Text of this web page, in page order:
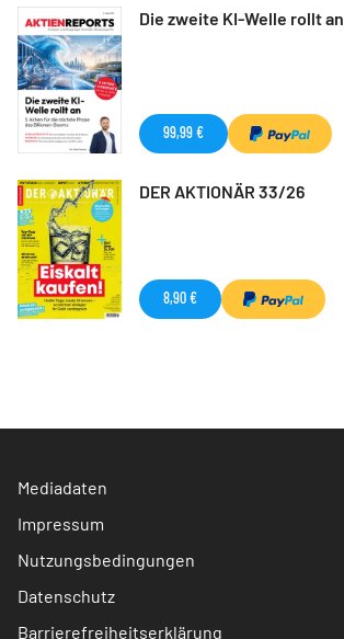
Die zweite KI-Welle rollt an
99,99 €
DER AKTIONÄR 33/26
8,90 €
Mediadaten
Impressum
Nutzungsbedingungen
Datenschutz
Barrierefreiheitserklärung